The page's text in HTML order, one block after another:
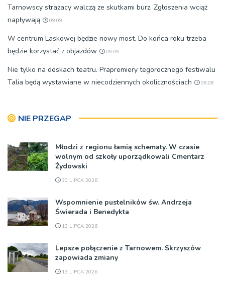
Tarnowscy strażacy walczą ze skutkami burz. Zgłoszenia wciąż
napływają
09:09
W centrum Laskowej będzie nowy most. Do końca roku trzeba
będzie korzystać z objazdów
09:09
Nie tylko na deskach teatru. Prapremiery tegorocznego festiwalu
Talia będą wystawiane w niecodziennych okolicznościach
08:08
NIE PRZEGAP
Młodzi z regionu łamią schematy. W czasie
wolnym od szkoły uporządkowali Cmentarz
Żydowski
30 LIPCA 2026
Wspomnienie pustelników św. Andrzeja
Świerada i Benedykta
13 LIPCA 2026
Lepsze połączenie z Tarnowem. Skrzyszów
zapowiada zmiany
13 LIPCA 2026